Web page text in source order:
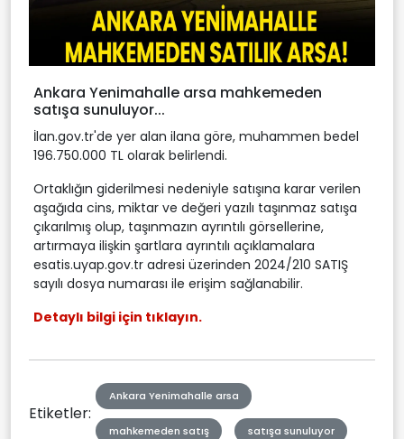
Ankara Yenimahalle arsa mahkemeden
satışa sunuluyor...
İlan.gov.tr'de yer alan ilana göre, muhammen bedel
196.750.000 TL olarak belirlendi.
Ortaklığın giderilmesi nedeniyle satışına karar verilen
aşağıda cins, miktar ve değeri yazılı taşınmaz satışa
çıkarılmış olup, taşınmazın ayrıntılı görsellerine,
artırmaya ilişkin şartlara ayrıntılı açıklamalara
esatis.uyap.gov.tr adresi üzerinden 2024/210 SATIŞ
sayılı dosya numarası ile erişim sağlanabilir.
Detaylı bilgi için tıklayın.
Etiketler:
Ankara Yenimahalle arsa
mahkemeden satış satışa sunuluyor